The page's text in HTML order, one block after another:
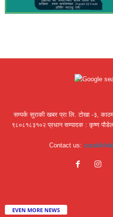
सम्पर्क सुराकी खबर प्रा लि. टोखा -३,
९८०८१८३१०२ प्रधान सम्पादक : कृष्ण
Contact us:
EVEN MORE NEWS